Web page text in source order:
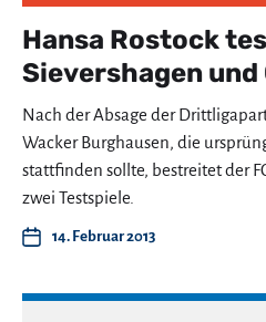
Hansa Rostock
Sievershagen
Nach der Absage der
Wacker Burghausen, die
stattfinden sollte, bestreitet der
zwei Testspiele.
14. Februar 2013